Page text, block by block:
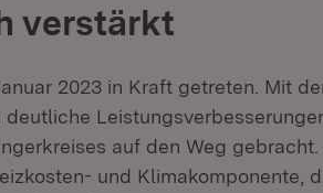
verstärkt
2023 in Kraft getreten. Mit
neuem Fenster)
deutliche
auf den Weg
und Klimakomponente,